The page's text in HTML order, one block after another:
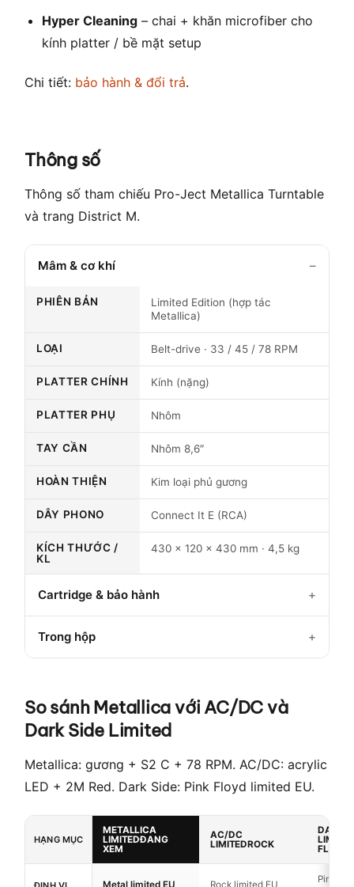
Hyper Cleaning– chai + khăn microfiber cho
kính platter / bề mặt setup
Chi tiết: bảo hành & đổi trả.
Thông số
Thông số tham chiếu Pro-Ject Metallica Turntable
và trang District M.
Mâm & cơ khí
PHIÊN BẢN
Limited Edition (hợp tác
Metallica)
LOẠI Belt-drive · 33 / 45 / 78 RPM
PLATTER CHÍNH Kính (nặng)
PLATTER PHỤ Nhôm
TAY CẦN Nhôm 8,6″
HOÀN THIỆN Kim loại phủ gương
DÂY PHONO Connect It E (RCA)
KÍCH THƯỚC /
KL
430 × 120 × 430 mm · 4,5 kg
Cartridge & bảo hành
Trong hộp
So sánh Metallica với AC/DC và
Dark Side Limited
Metallica: gương + S2 C + 78 RPM. AC/DC: acrylic
LED + 2M Red. Dark Side: Pink Floyd limited EU.
HẠNG MỤC
METALLICA
LIMITEDĐANG
XEM
AC/DC
LIMITEDROCK
DARK
FLOYD
Metal limited EU Rock limited EU
Pink